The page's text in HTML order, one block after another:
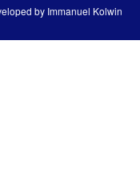
by Immanuel Kolwin